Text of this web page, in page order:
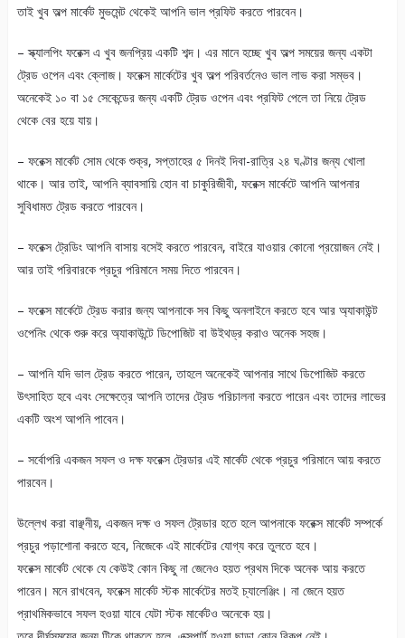
তাই খুব অল্প মার্কেট মুভমেন্ট থেকেই আপনি ভাল প্রফিট করতে পারবেন।
– স্ক্যালপিং ফরেক্স এ খুব জনপ্রিয় একটি শব্দ। এর মানে হচ্ছে খুব অল্প সময়ের জন্য একটা
ট্রেড ওপেন এবং ক্লোজ। ফরেক্স মার্কেটের খুব অল্প পরিবর্তনেও ভাল লাভ করা সম্ভব।
অনেকেই ১০ বা ১৫ সেকেন্ডের জন্য একটি ট্রেড ওপেন এবং প্রফিট পেলে তা নিয়ে ট্রেড
থেকে বের হয়ে যায়।
– ফরেক্স মার্কেট সোম থেকে শুক্র, সপ্তাহের ৫ দিনই দিবা-রাত্রি ২৪ ঘণ্টার জন্য খোলা
থাকে। আর তাই, আপনি ব্যাবসায়ি হোন বা চাকুরিজীবী, ফরেক্স মার্কেটে আপনি আপনার
সুবিধামত ট্রেড করতে পারবেন।
– ফরেক্স ট্রেডিং আপনি বাসায় বসেই করতে পারবেন, বাইরে যাওয়ার কোনো প্রয়োজন নেই।
আর তাই পরিবারকে প্রচুর পরিমানে সময় দিতে পারবেন।
– ফরেক্স মার্কেটে ট্রেড করার জন্য আপনাকে সব কিছু অনলাইনে করতে হবে আর অ্যাকাউন্ট
ওপেনিং থেকে শুরু করে অ্যাকাউন্টে ডিপোজিট বা উইথড্র করাও অনেক সহজ।
– আপনি যদি ভাল ট্রেড করতে পারেন, তাহলে অনেকেই আপনার সাথে ডিপোজিট করতে
উৎসাহিত হবে এবং সেক্ষেত্রে আপনি তাদের ট্রেড পরিচালনা করতে পারেন এবং তাদের লাভের
একটি অংশ আপনি পাবেন।
– সর্বোপরি একজন সফল ও দক্ষ ফরেক্স ট্রেডার এই মার্কেট থেকে প্রচুর পরিমানে আয় করতে
পারবেন।
উল্লেখ করা বাঞ্ছনীয়, একজন দক্ষ ও সফল ট্রেডার হতে হলে আপনাকে ফরেক্স মার্কেট সম্পর্কে
প্রচুর পড়াশোনা করতে হবে, নিজেকে এই মার্কেটের যোগ্য করে তুলতে হবে।
ফরেক্স মার্কেট থেকে যে কেউই কোন কিছু না জেনেও হয়ত প্রথম দিকে অনেক আয় করতে
পারেন। মনে রাখবেন, ফরেক্স মার্কেট স্টক মার্কেটের মতই চ্যালেঞ্জিং। না জেনে হয়ত
প্রাথমিকভাবে সফল হওয়া যাবে যেটা স্টক মার্কেটও অনেকে হয়।